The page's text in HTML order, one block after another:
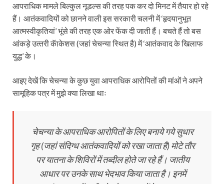
आपराधिक मामले बिल्कुल नूडल्स की तरह पक कर दो मिनट में तैयार हो रहे
हैं। आतंकवादियों को छानने वाली इस सरकारी चलनी में ‘हृदयानुभूत
आत्मस्वीकृतियां’ भूंसे की तरह एक ओर फेंक दी जाती हैं। बचते हैं तो बस
आंकड़े उत्‍तरी कॅाकेशस (जहां चेचन्या स्थित है) में ‘आतंकवाद के खिलाफ
युद्ध’ के।
आइए देखें कि चेचन्या के कुछ युवा आपराधिक आरोपितों की मांओं ने अपने
सामूहिक पत्र में मुझे क्या लिखा थाः
चेचन्या के आपराधिक आरोपितों के लिए बनाये गये सुधार
गृह (जहां संदिग्ध आतंकवादियों को रखा जाता है) मोटे तौर
पर यातना के शिविरों में तब्दील होते जा रहे हैं। जातीय
आधार पर उनके साथ भेदभाव किया जाता है। इनमें